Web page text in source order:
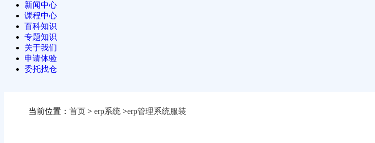
新闻中心
课程中心
百科知识
专题知识
关于我们
申请体验
委托找仓
当前位置： 首页 > erp系统 >erp管理系统服装